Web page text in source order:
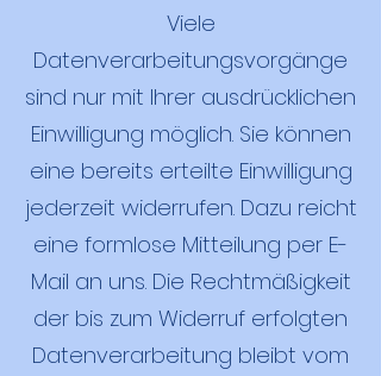
Viele
Datenverarbeitungsvorgänge
sind nur mit Ihrer ausdrücklichen
Einwilligung möglich. Sie können
eine bereits erteilte Einwilligung
jederzeit widerrufen. Dazu reicht
eine formlose Mitteilung per E-
Mail an uns. Die Rechtmäßigkeit
der bis zum Widerruf erfolgten
Datenverarbeitung bleibt vom